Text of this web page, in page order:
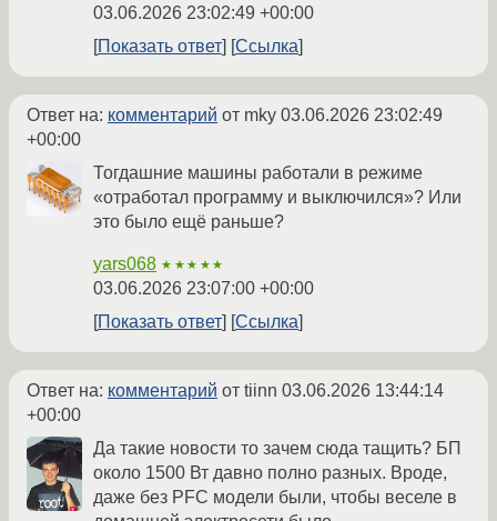
03.06.2026 23:02:49 +00:00
Показать ответ
Ссылка
Ответ на: комментарий от mky 03.06.2026 23:02:49
+00:00
Тогдашние машины работали в режиме
«отработал программу и выключился»? Или
это было ещё раньше?
yars068 ★★★★★
03.06.2026 23:07:00 +00:00
Показать ответ
Ссылка
Ответ на: комментарий от tiinn 03.06.2026 13:44:14
+00:00
Да такие новости то зачем сюда тащить? БП
около 1500 Вт давно полно разных. Вроде,
даже без PFC модели были, чтобы веселе в